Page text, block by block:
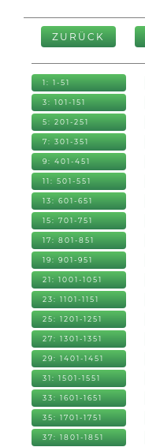
ZURÜCK
1: 1-51
3: 101-151
5: 201-251
7: 301-351
9: 401-451
11: 501-551
13: 601-651
15: 701-751
17: 801-851
19: 901-951
21: 1001-1051
23: 1101-1151
25: 1201-1251
27: 1301-1351
29: 1401-1451
31: 1501-1551
33: 1601-1651
35: 1701-1751
37: 1801-1851